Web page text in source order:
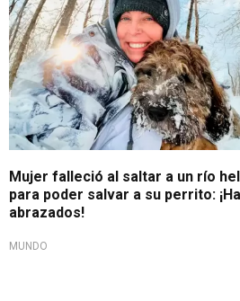
Mujer falleció al saltar a un río
para poder salvar a su perrito:
abrazados!
MUNDO